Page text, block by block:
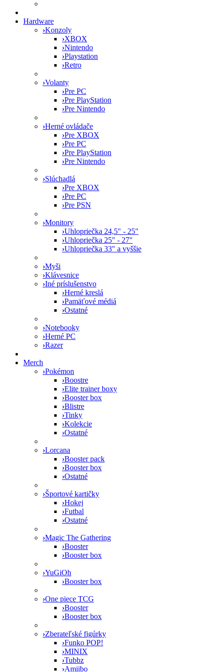
Hardware
›Konzoly
›XBOX
›Nintendo
›Playstation
›Retro
›Volanty
›Pre PC
›Pre PlayStation
›Pre Nintendo
›Herné ovládače
›Pre XBOX
›Pre PC
›Pre PlayStation
›Pre Nintendo
›Slúchadlá
›Pre XBOX
›Pre PC
›Pre PSN
›Monitory
›Uhlopriečka 24,5" - 25"
›Uhlopriečka 25" - 27"
›Uhlopriečka 33" a vyššie
›Myši
›Klávesnice
›Iné príslušenstvo
›Herné kreslá
›Pamäťové médiá
›Ostatné
›Notebooky
›Herné PC
›Razer
Merch
›Pokémon
›Boostre
›Elite trainer boxy
›Booster box
›Blistre
›Tinky
›Kolekcie
›Ostatné
›Lorcana
›Booster pack
›Booster box
›Ostatné
›Športové kartičky
›Hokej
›Futbal
›Ostatné
›Magic The Gathering
›Booster
›Booster box
›YuGiOh
›Booster box
›One piece TCG
›Booster
›Booster box
›Zberateľské figúrky
›Funko POP!
›MINIX
›Tubbz
›Amiibo